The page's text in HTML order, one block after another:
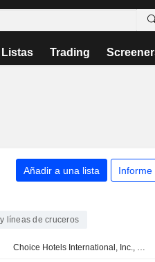
Listas Trading
Añadir a una lista Informe
líneas de cruceros
Choice Hotels International, Inc., Q2 2026 Earnings Call, Aug 05, 2026